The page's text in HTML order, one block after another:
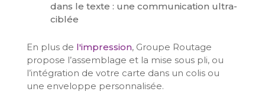
dans le texte : une communication ultra-
ciblée
En plus de l'impression, Groupe Routage
propose l’assemblage et la mise sous pli, ou
l’intégration de votre carte dans un colis ou
une enveloppe personnalisée.